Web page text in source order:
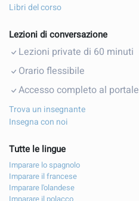
Libri del corso
Lezioni di conversazione
Lezioni private di 60 minuti
Orario flessibile
Accesso completo al portale
Trova un insegnante
Insegna con noi
Tutte le lingue
Imparare lo spagnolo
Imparare il francese
Imparare l'olandese